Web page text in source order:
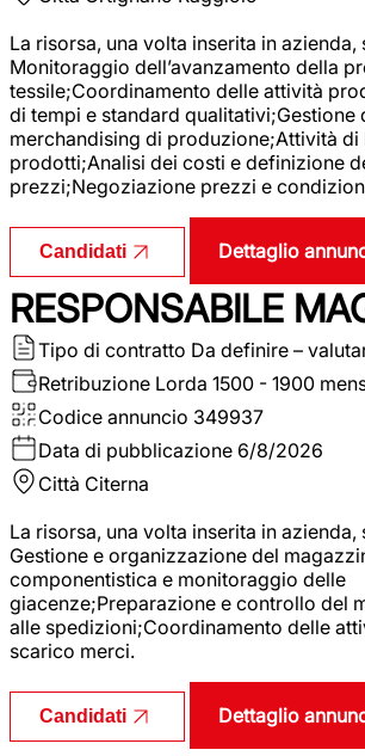
La risorsa, una volta inserita in
Monitoraggio dell’avanzamento della
tessile;Coordinamento delle attività
di tempi e standard qualitativi;Gestione
merchandising di produzione;Attività
prodotti;Analisi dei costi e definizione
prezzi;Negoziazione prezzi e
Candidati Dettaglio
RESPONSABILE
Tipo di contratto Da definire –
Retribuzione Lorda 1500 - 1900
Codice annuncio 349937
Data di pubblicazione 6/8/2026
Città Citerna
La risorsa, una volta inserita in
Gestione e organizzazione del
componentistica e monitoraggio delle
giacenze;Preparazione e controllo del
alle spedizioni;Coordinamento delle
scarico merci.
Candidati Dettaglio